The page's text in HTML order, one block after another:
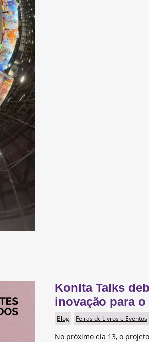
Konita Talks
inovação para
Blog Feiras de Livros e Eventos
No próximo dia 13, o